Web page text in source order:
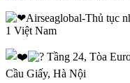
Airseaglobal-Thủ tục
1 Việt Nam
Tầng 24, Tòa
Cầu Giấy, Hà Nội